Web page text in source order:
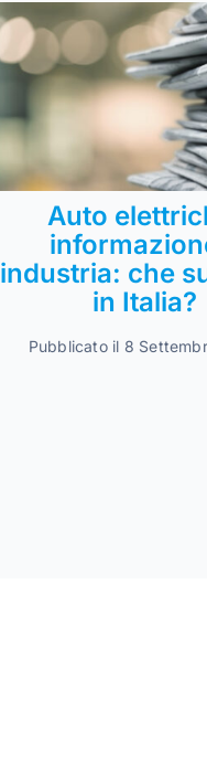
Auto
industria: che
in Italia?
Pubblicato il 8